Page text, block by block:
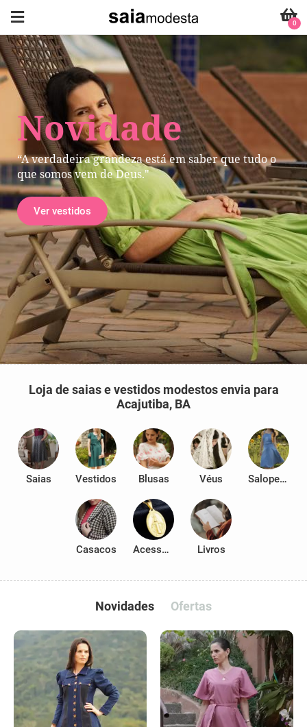
Novidade
“A verdadeira grandeza está em saber que tudo o
que somos vem de Deus."
Ver vestidos
0
Loja de saias e vestidos modestos envia para
Acajutiba, BA
Saias Vestidos Blusas Véus Salopetes
Casacos Acessórios Livros
Novidades Ofertas